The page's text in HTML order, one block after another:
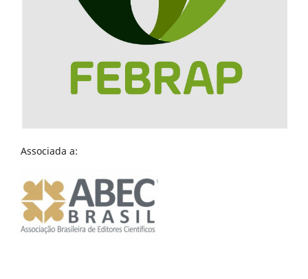
Associada a: